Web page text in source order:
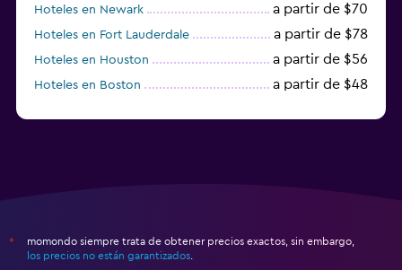
Hoteles en Newark a partir de $70
Hoteles en Fort Lauderdale a partir de $78
Hoteles en Houston a partir de $56
Hoteles en Boston a partir de $48
*
momondo siempre trata de obtener precios exactos, sin embargo,
los precios no están garantizados